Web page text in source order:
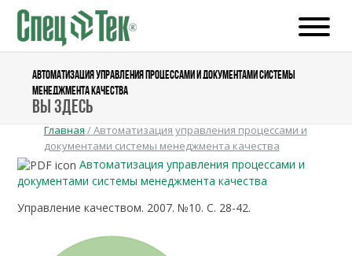
АВТОМАТИЗАЦИЯ УПРАВЛЕНИЯ ПРОЦЕССАМИ И ДОКУМЕНТАМИ СИСТЕМЫ
МЕНЕДЖМЕНТА КАЧЕСТВА
Вы здесь
Главная /Автоматизация управления процессами и
документами системы менеджмента качества
Автоматизация управления процессами и
документами системы менеджмента качества
Управление качеством. 2007. №10. С. 28-42.